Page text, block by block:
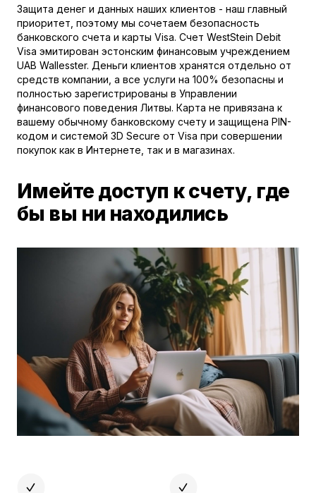
Защита денег и данных наших клиентов - наш главный
приоритет, поэтому мы сочетаем безопасность
банковского счета и карты Visa. Счет WestStein Debit
Visa эмитирован эстонским финансовым учреждением
UAB Wallesster. Деньги клиентов хранятся отдельно от
средств компании, а все услуги на 100% безопасны и
полностью зарегистрированы в Управлении
финансового поведения Литвы. Карта не привязана к
вашему обычному банковскому счету и защищена PIN-
кодом и системой 3D Secure от Visa при совершении
покупок как в Интернете, так и в магазинах.
Имейте доступ к счету, где
бы вы ни находились